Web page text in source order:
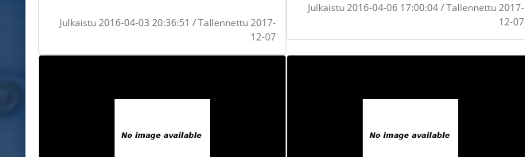
Julkaistu 2016-04-03 20:36:51 / Tallennettu 2017-
12-07
Julkaistu 2016-04-06 17:00:04 / Tallennettu 2017-
12-07